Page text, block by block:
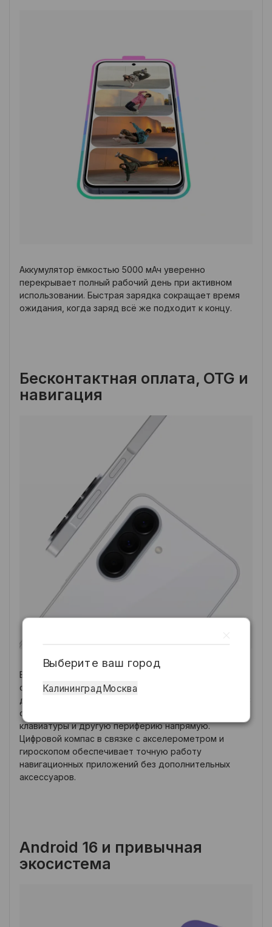
Аккумулятор ёмкостью 5000 мАч уверенно
перекрывает полный рабочий день при активном
использовании. Быстрая зарядка сокращает время
ожидания, когда заряд всё же подходит к концу.
Бесконтактная оплата, OTG и
навигация
Встроенный NFC-чип позволяет расплачиваться
смартфоном у терминала — быстро и без лишних
действий. Поддержка USB OTG через разъём Type-C
открывает возможность подключать флешки,
клавиатуры и другую периферию напрямую.
Цифровой компас в связке с акселерометром и
гироскопом обеспечивает точную работу
навигационных приложений без дополнительных
аксессуаров.
Android 16 и привычная
экосистема
Выберите ваш город
Калининград Москва